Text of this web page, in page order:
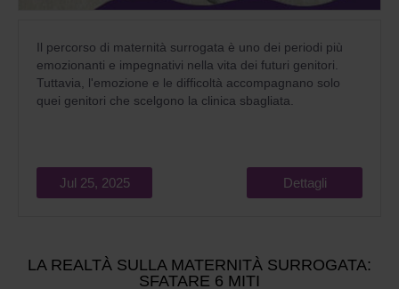
Il percorso di maternità surrogata è uno dei periodi più
emozionanti e impegnativi nella vita dei futuri genitori.
Tuttavia, l'emozione e le difficoltà accompagnano solo
quei genitori che scelgono la clinica sbagliata.
Jul 25, 2025 Dettagli
LA REALTÀ SULLA MATERNITÀ SURROGATA:
SFATARE 6 MITI